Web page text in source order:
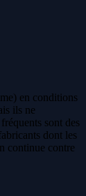
en conditions
ils ne
sont des
dont les
continue contre